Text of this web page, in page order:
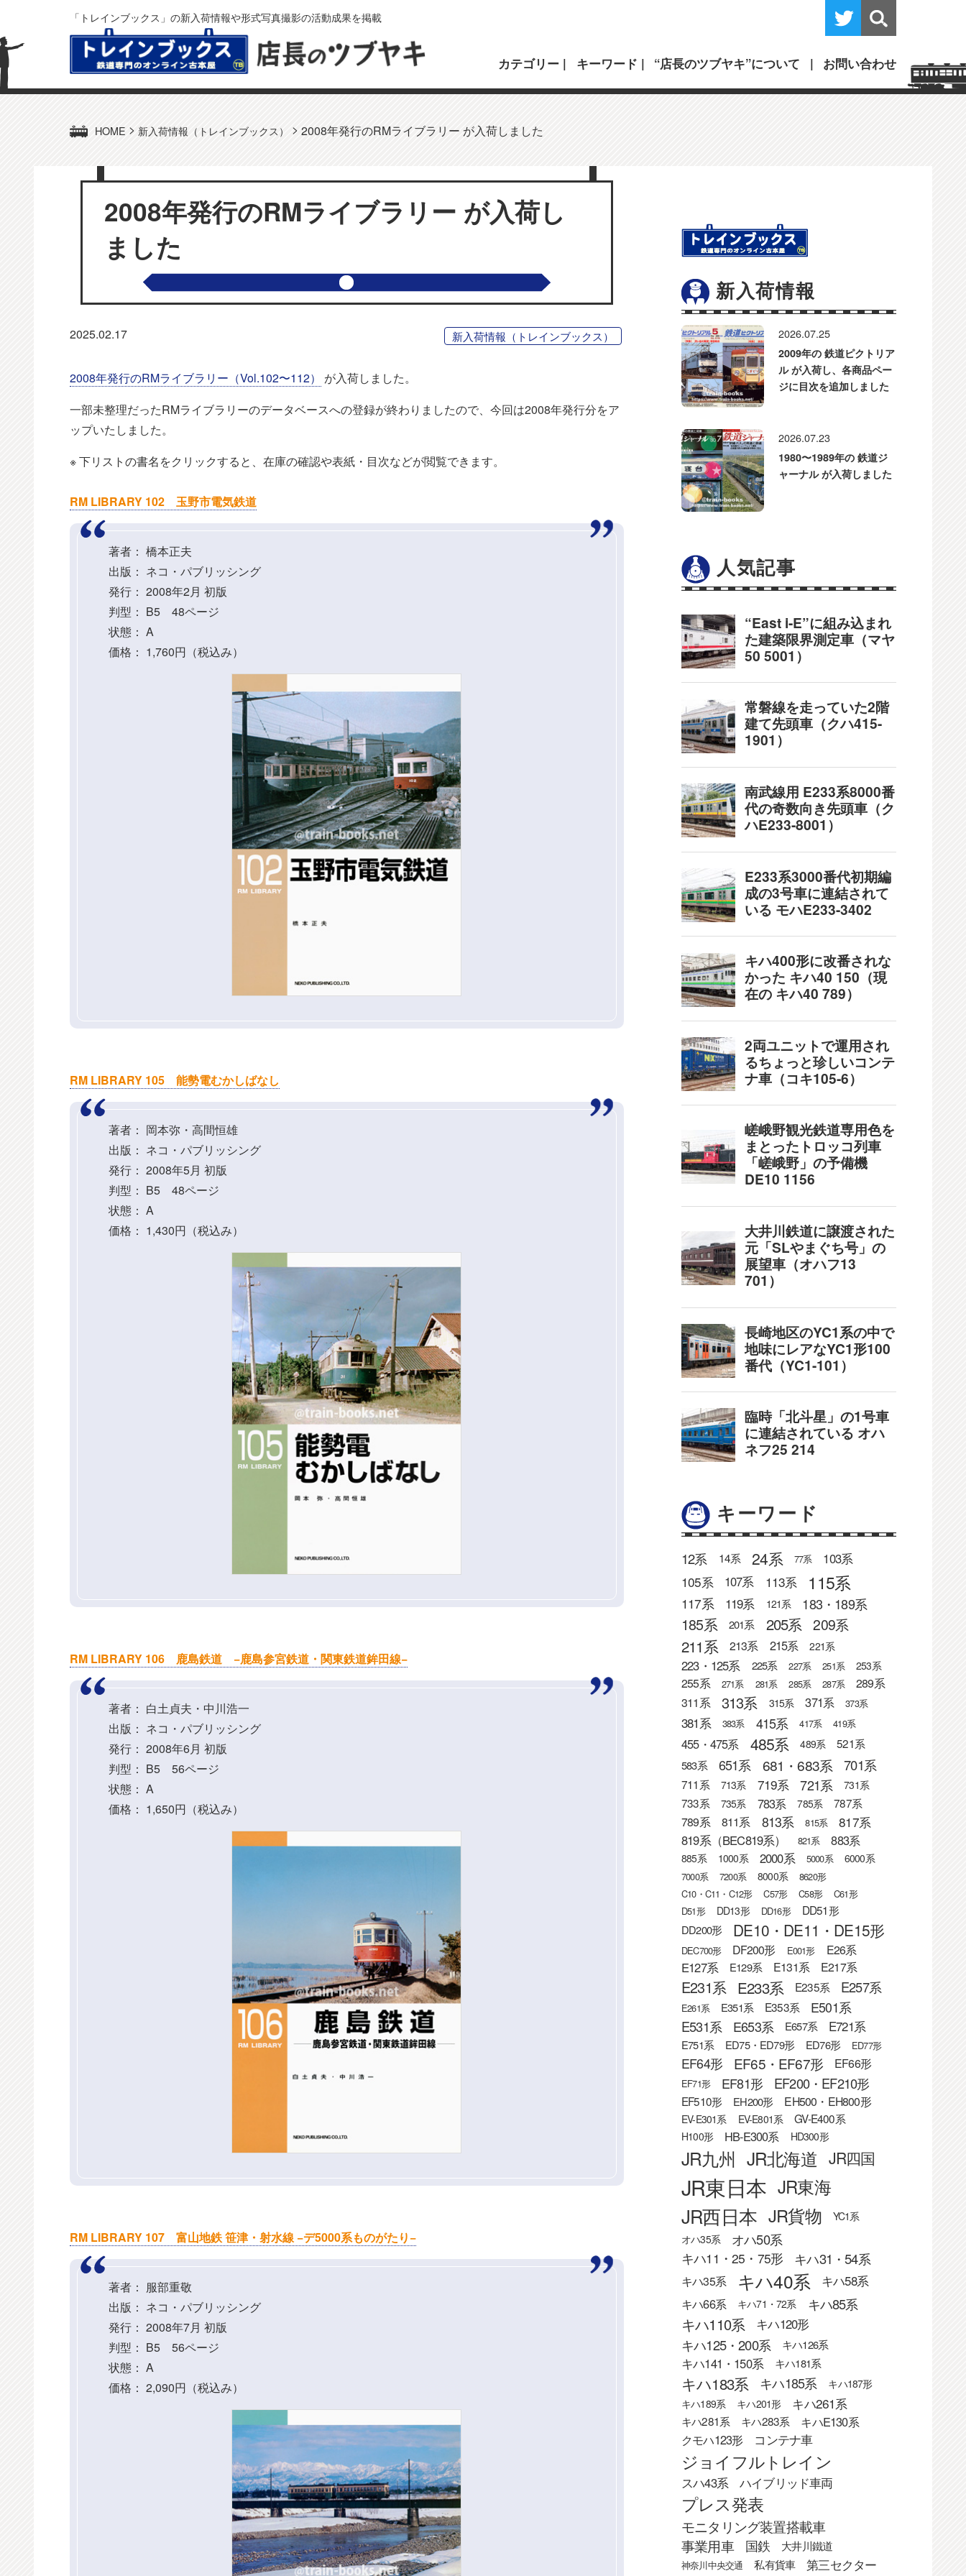
「トレインブックス」の新入荷情報や形式写真撮影の活動成果を掲載
カテゴリー キーワード “店長のツブヤキ”について お問い合わせ
HOME > 新入荷情報（トレインブックス） > 2008年発行のRMライブラリー が入荷しました
2008年発行のRMライブラリー が入荷し
ました
2025.02.17 新入荷情報（トレインブックス）
2008年発行のRMライブラリー（Vol.102〜112）
が入荷しました。
一部未整理だったRMライブラリーのデータベースへの登録が終わりましたので、今回は2008年発行分をア
ップいたしました。
※ 下リストの書名をクリックすると、在庫の確認や表紙・目次などが閲覧できます。
RM LIBRARY 102 玉野市電気鉄道
著者： 橋本正夫
出版： ネコ・パブリッシング
発行： 2008年2月 初版
判型： B5 48ページ
状態： A
価格： 1,760円（税込み）
RM LIBRARY 105 能勢電むかしばなし
著者： 岡本弥・高間恒雄
出版： ネコ・パブリッシング
発行： 2008年5月 初版
判型： B5 48ページ
状態： A
価格： 1,430円（税込み）
RM LIBRARY 106 鹿島鉄道 −鹿島参宮鉄道・関東鉄道鉾田線−
著者： 白土貞夫・中川浩一
出版： ネコ・パブリッシング
発行： 2008年6月 初版
判型： B5 56ページ
状態： A
価格： 1,650円（税込み）
RM LIBRARY 107 富山地鉄 笹津・射水線 −デ5000系ものがたり−
著者： 服部重敬
出版： ネコ・パブリッシング
発行： 2008年7月 初版
判型： B5 56ページ
状態： A
価格： 2,090円（税込み）
新入荷情報
2026.07.25
2009年の 鉄道ピクトリア
ル が入荷し、各商品ペー
ジに目次を追加しました
2026.07.23
1980〜1989年の 鉄道ジ
ャーナル が入荷しました
人気記事
キーワード
12系 14系 24系 77系 103系
105系 107系 113系 115系
117系 119系 121系 183・189系
185系 201系 205系 209系
211系 213系 215系 221系
223・125系 225系 227系 251系 253系
255系 271系 281系 285系 287系
289系
311系
313系 315系 371系 373系
381系 383系 415系 417系 419系
455・475系 485系 489系 521系
583系 651系 681・683系 701系
711系 713系 719系 721系 731系
733系 735系 783系 785系 787系
789系 811系 813系 815系 817系
819系（BEC819系） 821系 883系
885系 1000系 2000系 5000系 6000系
7000系 7200系 8000系
8620形
C10・C11・C12形
C57形 C58形
C61形
D51形
DD13形 DD16形 DD51形
DD200形 DE10・DE11・DE15形
DEC700形 DF200形 E001形 E26系
E127系 E129系 E131系 E217系
E231系 E233系 E235系 E257系
E261系 E351系 E353系 E501系
E531系 E653系 E657系 E721系
E751系 ED75・ED79形 ED76形 ED77形
EF64形 EF65・EF67形 EF66形
EF71形 EF81形 EF200・EF210形
EF510形 EH200形 EH500・EH800形
EV-E301系 EV-E801系 GV-E400系
H100形 HB-E300系 HD300形
JR九州 JR北海道 JR四国
JR東日本 JR東海
JR西日本 JR貨物
YC1系
オハ35系
オハ50系
キハ11・25・75形 キハ31・54系
キハ35系 キハ40系
キハ58系
キハ66系
キハ71・72系 キハ85系
キハ110系 キハ120形
キハ125・200系 キハ126系
キハ141・150系 キハ181系
キハ183系 キハ185系
キハ187形
キハ189系
キハ201形 キハ261系
キハ281系 キハ283系
キハE130系
クモハ123形
コンテナ車
ジョイフルトレイン
スハ43系 ハイブリッド車両
プレス発表
モニタリング装置搭載車
事業用車 国鉄 大井川鐵道
神奈川中央交通 私有貨車
第三セクター